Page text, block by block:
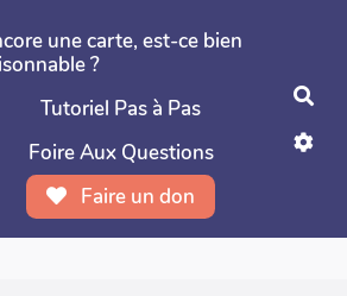
une carte, est-ce bien
?
Tutoriel Pas à Pas
Foire Aux Questions
Faire un don